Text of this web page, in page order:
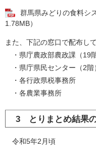
群馬県みどりの食料シ
1.78MB）
また、下記の窓口で配布して
・県庁農政部農政課（19階
・県庁県民センター（2階
・各行政県税事務所
・各農業事務所
3 とりまとめ結果
令和5年2月頃